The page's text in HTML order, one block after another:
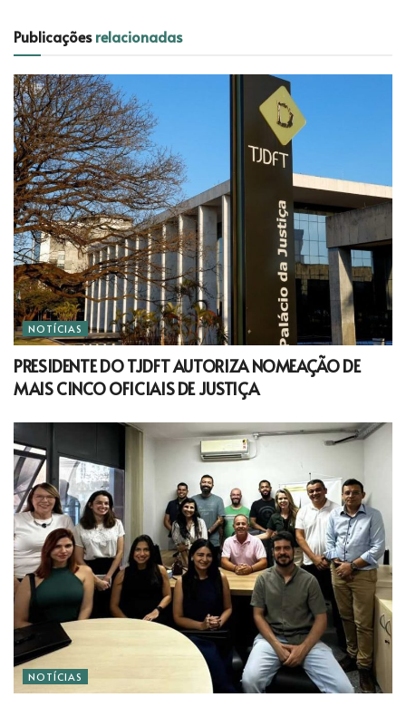
Publicaçõesrelacionadas
NOTÍCIAS
PRESIDENTE DO TJDFT AUTORIZA NOMEAÇÃO DE
MAIS CINCO OFICIAIS DE JUSTIÇA
NOTÍCIAS